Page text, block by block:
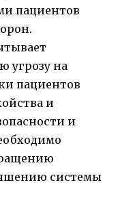
пациентов
угрозу на
пациентов
и
и
системы